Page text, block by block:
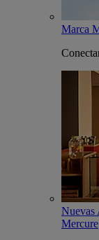
Marca
Nuevas
Mercure